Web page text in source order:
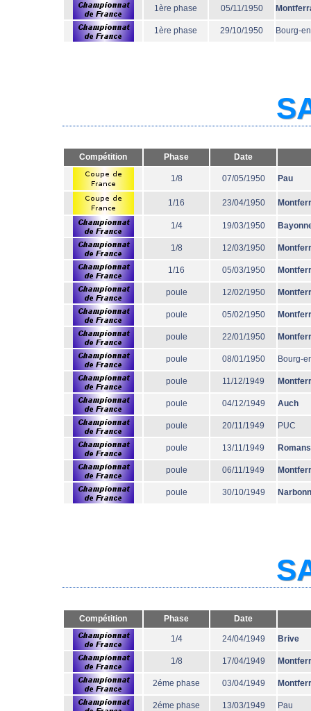
1ère phase 05/11/1950
1ère phase 29/10/1950 Bourg-
Compétition Phase Date
1/8 07/05/1950 Pau
1/16 23/04/1950
1/4 19/03/1950
1/8 12/03/1950
1/16 05/03/1950
poule 12/02/1950
poule 05/02/1950
poule 22/01/1950
poule 08/01/1950 Bourg-
poule 11/12/1949
poule 04/12/1949 Auch
poule 20/11/1949 PUC
poule 13/11/1949 Romans
poule 06/11/1949
poule 30/10/1949
Compétition Phase Date
1/4 24/04/1949 Brive
1/8 17/04/1949
2éme phase 03/04/1949
2éme phase 13/03/1949 Pau